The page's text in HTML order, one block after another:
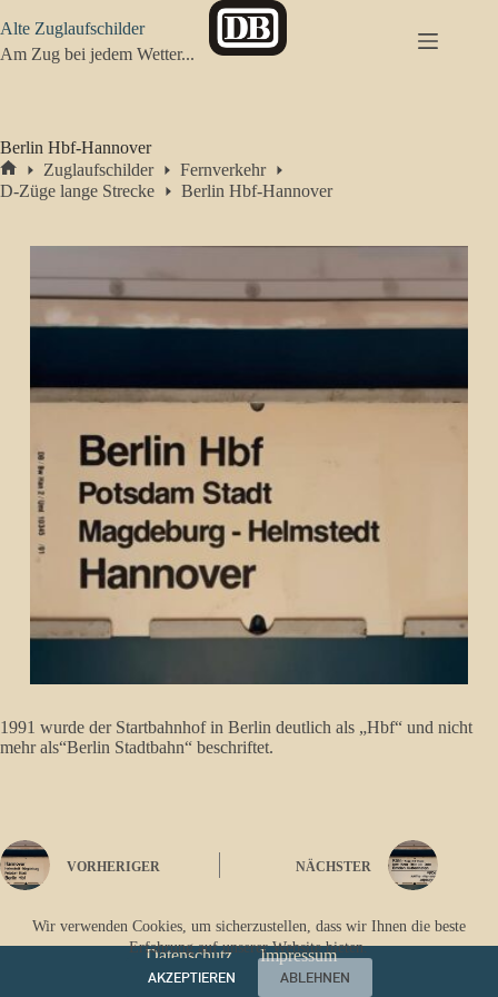
Inhalt
springen
Wir verwenden Cookies, um sicherzustellen, dass wir Ihnen die beste
Erfahrung auf unserer Website bieten.
AKZEPTIEREN
ABLEHNEN
Alte Zuglaufschilder
Am Zug bei jedem Wetter...
Berlin Hbf-Hannover
Start
Zuglaufschilder
Fernverkehr
D-Züge lange Strecke
Berlin Hbf-Hannover
1991 wurde der Startbahnhof in Berlin deutlich als „Hbf“ und nicht
mehr als“Berlin Stadtbahn“ beschriftet.
VORHERIGER NÄCHSTER
Datenschutz Impressum